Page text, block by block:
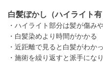
白髪ぼかし（ハイライト
・ハイライト部分は髪が傷み
・白髪染めより時間がかかる
・近距離で見ると白髪がわか
・施術を繰り返すと派手にな